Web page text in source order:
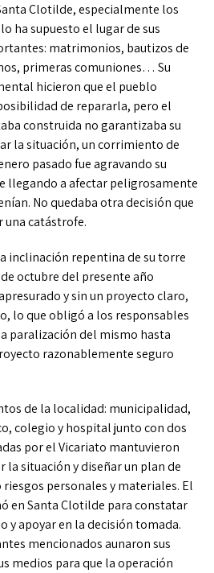
Clotilde, especialmente los
ha supuesto el lugar de sus
matrimonios, bautizos de
primeras comuniones… Su
hicieron que el pueblo
de repararla, pero el
construida no garantizaba su
la situación, un corrimiento de
pasado fue agravando su
llegando a afectar peligrosamente
No quedaba otra decisión que
catástrofe.
inclinación repentina de su torre
octubre del presente año
y sin un proyecto claro,
lo que obligó a los responsables
paralización del mismo hasta
razonablemente seguro
de la localidad: municipalidad,
colegio y hospital junto con dos
por el Vicariato mantuvieron
la situación y diseñar un plan de
personales y materiales. El
en Santa Clotilde para constatar
y apoyar en la decisión tomada.
mencionados aunaron sus
medios para que la operación